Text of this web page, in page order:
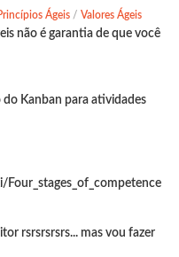
Ágeis / Valores Ágeis
não é garantia de que você
Kanban para atividades
rsrsrsrsrs... mas vou fazer